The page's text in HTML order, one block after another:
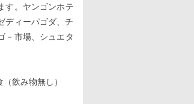
す。ヤンゴンホテ
ディーパゴダ、チ
－市場、シュエタ
飲み物無し）